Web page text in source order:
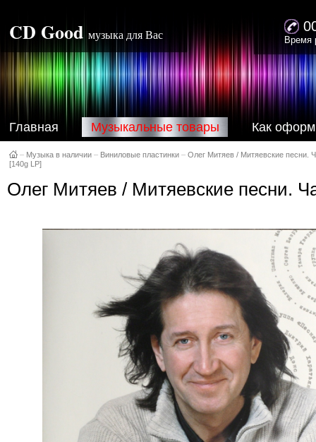
CD Good музыка для Вас Время
Главная Музыкальные товары Как
– Музыка в наличии – Виниловые пластинки – Олег Митяев / Митяевские песни.
[140g LP]
Олег Митяев / Митяевские песни.